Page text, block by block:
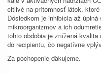
citlivé na prítomnosť látok,
Dôsledkom je inhibícia až
mikroorganizmov a ich
tohto obdobia je znížená
do recipientu, čo negatívne
Za pochopenie ďakujeme.